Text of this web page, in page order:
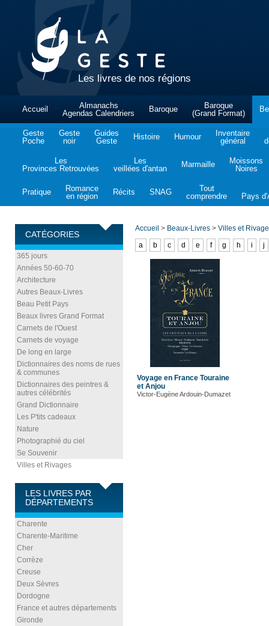
Les livres de nos régions
Accueil
Almanachs
Agendas Calendriers
Baroque
Baroque
(Grand Format)
Geste
Poche
Geste
noir
Guides
Geste
Histoire Humour
Inventaire
général
Les
Provinces Retrouvées
Les
veillées d'antan
Marmaille
Moissons
Noires
Pratique
Romance
en région
Récits SNAG
Tout
comprendre
Pays
CATÉGORIES
365 jours
Années 50-60-70
Architecture
Autres Beaux-Livres
Beau Petit Pays
Beaux livres Grand Format
Carnets de l'Ouest
Carnets de voyage
De long en large
Dictionnaires des noms de rues
& communes
Dictionnaires des peintres &
autres célébrités
Grand Dictionnaire
Les P'tits cadeaux
Nature
Photographié du ciel
Se Souvenir
Villes et Rivages
LES LIVRES PAR
DÉPARTEMENTS
Charente
Charente-Maritime
Cher
Corrèze
Creuse
Deux Sèvres
Dordogne
France et autres départements
Gironde
Accueil > Beaux-Livres > Villes et
a
b c d e f g h i j
Voyage en France Touraine
et Anjou
Victor-Eugène Ardouin-Dumazet